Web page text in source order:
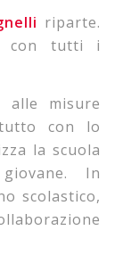
riparte.
con tutti i
alle misure
con lo
la scuola
In
scolastico,